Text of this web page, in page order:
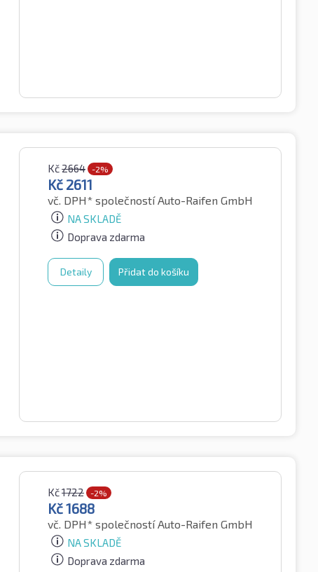
Kč2664 -2%
Kč 2611
vč. DPH* společností Auto-Raifen GmbH
NA SKLADĚ
Doprava zdarma
Detaily Přidat do košíku
Kč1722 -2%
Kč1688
vč. DPH* společností Auto-Raifen GmbH
NA SKLADĚ
Doprava zdarma